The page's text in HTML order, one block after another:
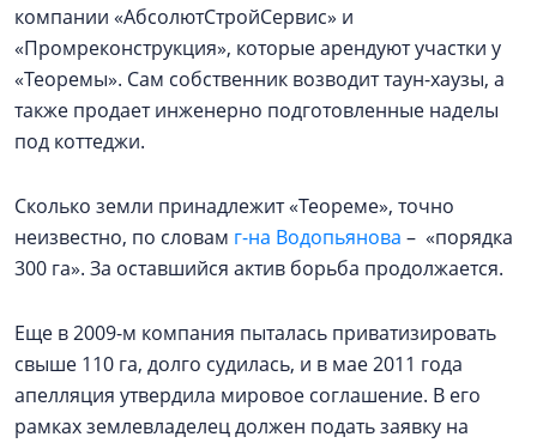
компании «АбсолютСтройСервис» и
«Промреконструкция», которые арендуют участки у
«Теоремы». Сам собственник возводит таун-хаузы, а
также продает инженерно подготовленные наделы
под коттеджи.
Сколько земли принадлежит «Теореме», точно
неизвестно, по словам г-на Водопьянова – «порядка
300 га». За оставшийся актив борьба продолжается.
Еще в 2009-м компания пыталась приватизировать
свыше 110 га, долго судилась, и в мае 2011 года
апелляция утвердила мировое соглашение. В его
рамках землевладелец должен подать заявку на